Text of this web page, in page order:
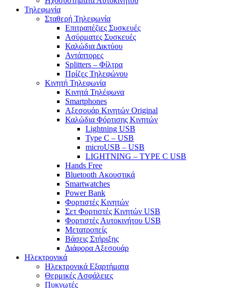
Τηλεφωνία
Σταθερή Τηλεφωνία
Επιτραπέζιες Συσκευές
Ασύρματες Συσκευές
Καλώδια Δικτύου
Αντάπτορες
Splitters – Φίλτρα
Πρίζες Τηλεφώνου
Κινητή Τηλεφωνία
Κινητά Τηλέφωνα
Smartphones
Αξεσουάρ Κινητών Original
Καλώδια Φόρτισης Κινητών
Lightning USB
Type C – USB
microUSB – USB
LIGHTNING – TYPE C USB
Hands Free
Bluetooth Ακουστικά
Smartwatches
Power Bank
Φορτιστές Κινητών
Σετ Φορτιστές Κινητών USB
Φορτιστές Αυτοκινήτου USB
Μετατροπείς
Βάσεις Στήριξης
Διάφορα Αξεσουάρ
Ηλεκτρονικά
Ηλεκτρονικά Εξαρτήματα
Θερμικές Ασφάλειες
Πυκνωτές